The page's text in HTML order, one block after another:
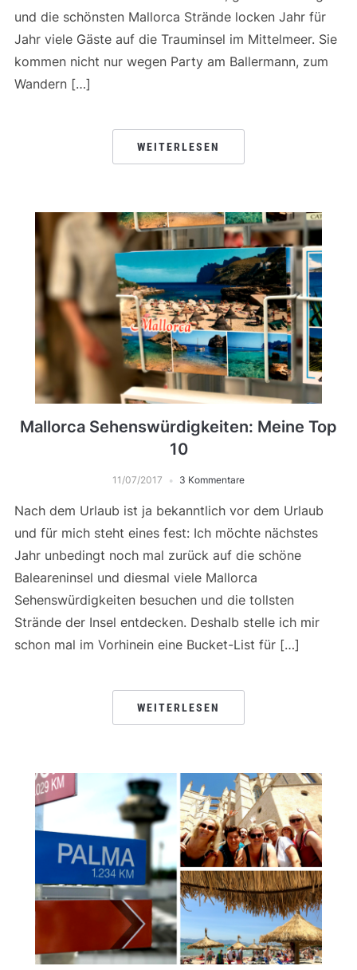
und die schönsten Mallorca Strände locken Jahr für
Jahr viele Gäste auf die Trauminsel im Mittelmeer. Sie
kommen nicht nur wegen Party am Ballermann, zum
Wandern […]
WEITERLESEN
Mallorca Sehenswürdigkeiten: Meine Top
10
11/07/2017 3 Kommentare
Nach dem Urlaub ist ja bekanntlich vor dem Urlaub
und für mich steht eines fest: Ich möchte nächstes
Jahr unbedingt noch mal zurück auf die schöne
Baleareninsel und diesmal viele Mallorca
Sehenswürdigkeiten besuchen und die tollsten
Strände der Insel entdecken. Deshalb stelle ich mir
schon mal im Vorhinein eine Bucket-List für […]
WEITERLESEN